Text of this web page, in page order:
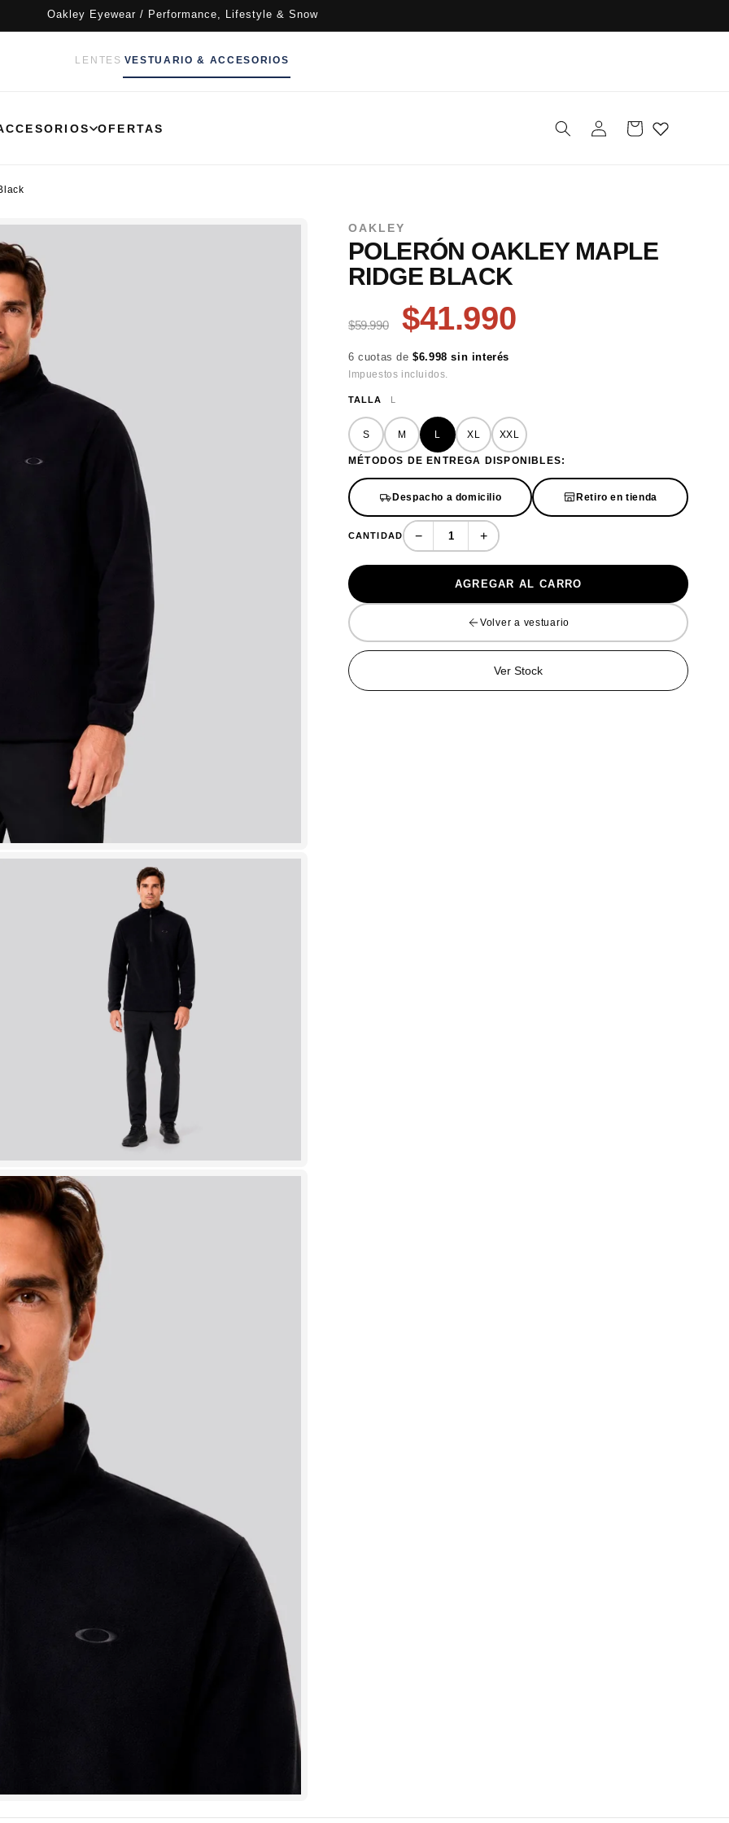
Oakley Eyewear / Performance, Lifestyle & Snow
LENTES VESTUARIO & ACCESORIOS
OFERTAS
sesión
Carrito
OAKLEY
POLERÓN OAKLEY MAPLE
RIDGE BLACK
$59.990 $41.990
6 cuotas de$6.998 sin interés
Impuestos incluidos.
TALLA
S M L XL XXL
MÉTODOS DE ENTREGA DISPONIBLES:
Despacho a domicilio Retiro en tienda
CANTIDAD − +
AGREGAR AL CARRO
Volver a vestuario
Ver Stock